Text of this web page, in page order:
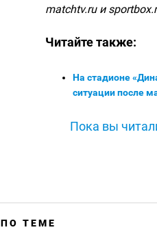
matchtv.ru и
Читайте также:
На стадионе
ситуации после
Пока вы
ПО ТЕМЕ